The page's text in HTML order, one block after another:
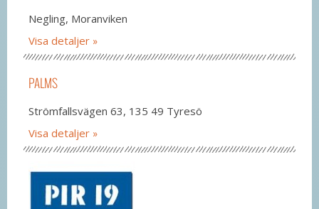
Negling, Moranviken
Visa detaljer
PALMS
Strömfallsvägen 63, 135 49 Tyresö
Visa detaljer